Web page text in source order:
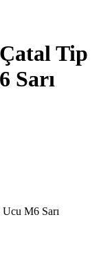
Tip
Sarı
M6 Sarı